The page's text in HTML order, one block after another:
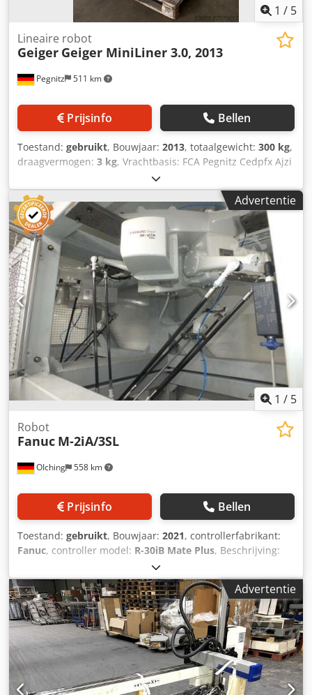
1 / 5
Pegnitz 511 km
Lineaire robot
Geiger Geiger MiniLiner 3.0, 2013
Prijsinfo Bellen
Toestand: gebruikt, Bouwjaar: 2013, totaalgewicht: 300 kg,
draagvermogen: 3 kg, Vrachtbasis: FCA Pegnitz Cedpfx Ajzi
E Tledworf Levertijd: in overleg Betalingsvoorwaarden:
100% voor overname van de machine, netto
Advertentie
1 / 5
OIching 558 km
Robot
Fanuc M-2iA/3SL
Prijsinfo Bellen
Toestand: gebruikt, Bouwjaar: 2021, controllerfabrikant:
Fanuc, controller model: R-30iB Mate Plus, Beschrijving:
Algemeen: Aantal assen: 4 Herhalingsnauwkeurigheid: +/-
0,1 mm Werkbereik: 1.130 x 400 mm Maximaal
polsgewicht: 3 kg Besturing: Fanuc R-30iB Plus
Bedieningshandapparaat: iPendant Touch Cedpfox Tc Nhjx
Adwsrf
Advertentie